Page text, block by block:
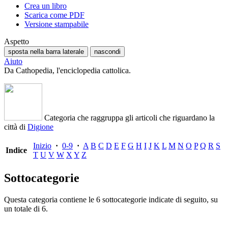
Crea un libro
Scarica come PDF
Versione stampabile
Aspetto
sposta nella barra laterale nascondi
Aiuto
Da Cathopedia, l'enciclopedia cattolica.
Categoria che raggruppa gli articoli che riguardano la
città di Digione
Indice
Inizio · 0-9 · A B C D E F G H I J K L M N O P Q R S
T U V W XY Z
Sottocategorie
Questa categoria contiene le 6 sottocategorie indicate di seguito, su
un totale di 6.